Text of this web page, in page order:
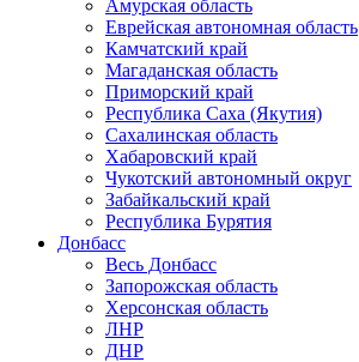
Амурская область
Еврейская автономная область
Камчатский край
Магаданская область
Приморский край
Республика Саха (Якутия)
Сахалинская область
Хабаровский край
Чукотский автономный округ
Забайкальский край
Республика Бурятия
Донбасс
Весь Донбасс
Запорожская область
Херсонская область
ЛНР
ДНР